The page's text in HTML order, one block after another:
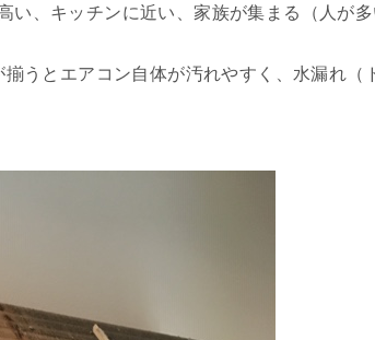
、キッチンに近い、家族が集まる（人が多
うとエアコン自体が汚れやすく、水漏れ（